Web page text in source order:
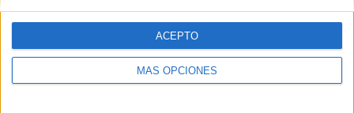
MÁS OPCIONES
ACEPTO